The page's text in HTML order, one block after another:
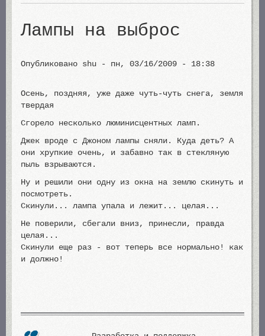
Лампы на выброс
Опубликовано shu - пн, 03/16/2009 - 18:38
Осень, поздняя, уже даже чуть-чуть снега, земля
твердая
Сгорело несколько люминисцентных ламп.
Джек вроде с Джоном лампы сняли. Куда деть? А
они хрупкие очень, и забавно так в стекляную
пыль взрываются.
Ну и решили они одну из окна на землю скинуть и
посмотреть.
Скинули... лампа упала и лежит... целая...
Не поверили, сбегали вниз, принесли, правда
целая...
Скинули еще раз - вот теперь все нормально! как
и должно!